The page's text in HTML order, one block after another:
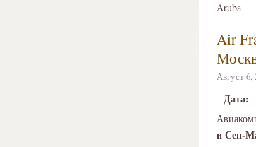
Aruba
Air
Август
Дата:
и Сен-